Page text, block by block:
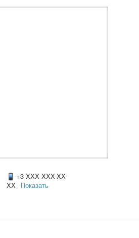
+3 XXX XXX-XX-
XX
Показать